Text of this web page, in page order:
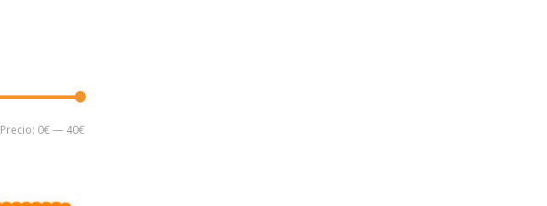
Precio
Precio
Precio: 0€— 40€